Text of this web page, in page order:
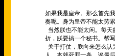
如果我是皇帝。那么首先
奏呢。身为皇帝不能太劳
当然朕也不能太闲。每
折，朕要搞一个秘书。帮
关于打仗，朕向来怎么